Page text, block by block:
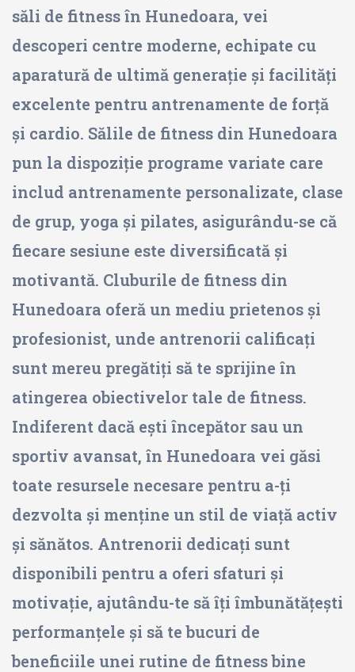
săli de fitness în Hunedoara, vei
descoperi centre moderne, echipate cu
aparatură de ultimă generație și facilități
excelente pentru antrenamente de forță
și cardio. Sălile de fitness din Hunedoara
pun la dispoziție programe variate care
includ antrenamente personalizate, clase
de grup, yoga și pilates, asigurându-se că
fiecare sesiune este diversificată și
motivantă. Cluburile de fitness din
Hunedoara oferă un mediu prietenos și
profesionist, unde antrenorii calificați
sunt mereu pregătiți să te sprijine în
atingerea obiectivelor tale de fitness.
Indiferent dacă ești începător sau un
sportiv avansat, în Hunedoara vei găsi
toate resursele necesare pentru a-ți
dezvolta și menține un stil de viață activ
și sănătos. Antrenorii dedicați sunt
disponibili pentru a oferi sfaturi și
motivație, ajutându-te să îți îmbunătățești
performanțele și să te bucuri de
beneficiile unei rutine de fitness bine